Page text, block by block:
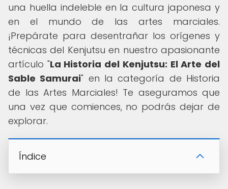
una huella indeleble en la cultura japonesa y
en el mundo de las artes marciales.
¡Prepárate para desentrañar los orígenes y
técnicas del Kenjutsu en nuestro apasionante
artículo "La Historia del Kenjutsu: El Arte del
Sable Samurai" en la categoría de Historia
de las Artes Marciales! Te aseguramos que
una vez que comiences, no podrás dejar de
explorar.
Índice